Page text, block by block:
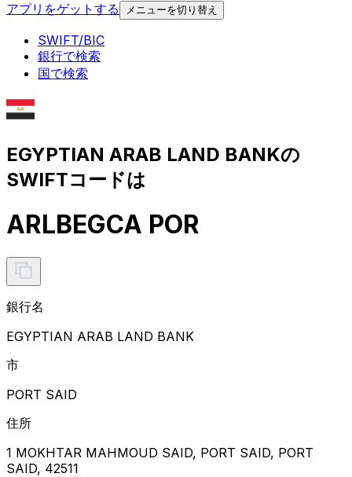
アプリをゲットする
メニューを切り替え
SWIFT/BIC
銀行で検索
国で検索
EGYPTIAN ARAB LAND BANKの
SWIFTコードは
ARLBEGCA POR
銀行名
EGYPTIAN ARAB LAND BANK
市
PORT SAID
住所
1 MOKHTAR MAHMOUD SAID, PORT SAID, PORT
SAID, 42511